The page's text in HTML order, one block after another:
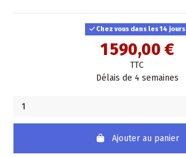
Chez vous dans les 14 jours
1 590,00 €
TTC
Délais de 4 semaines
Ajouter au panier